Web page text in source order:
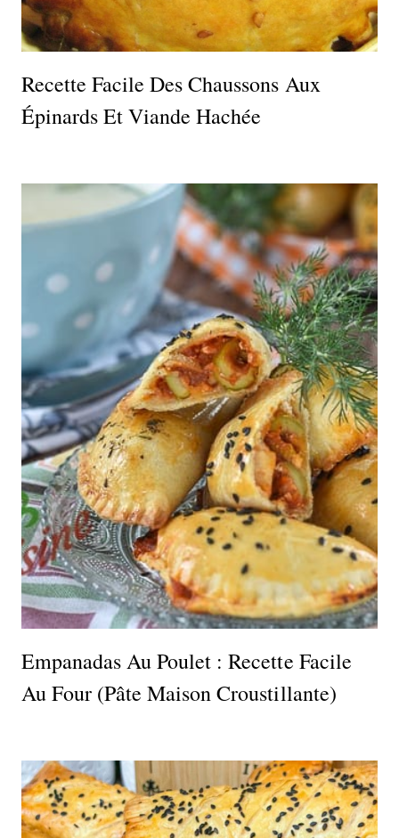
Recette Facile Des Chaussons Aux
Épinards Et Viande Hachée
Empanadas Au Poulet : Recette Facile
Au Four (pâte Maison Croustillante)